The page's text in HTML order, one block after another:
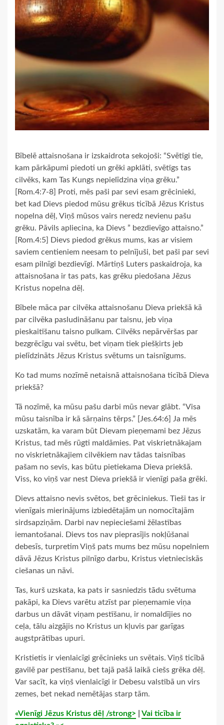
Bībelē attaisnošana ir izskaidrota sekojoši: “Svētīgi tie,
kam pārkāpumi piedoti un grēki apklāti, svētīgs tas
cilvēks, kam Tas Kungs nepielīdzina viņa grēku.”
[Rom.4:7-8] Proti, mēs paši par sevi esam grēcinieki,
bet kad Dievs piedod mūsu grēkus ticībā Jēzus Kristus
nopelna dēļ, Viņš mūsos vairs neredz nevienu pašu
grēku. Pāvils apliecina, ka Dievs ” bezdievīgo attaisno.”
[Rom.4:5] Dievs piedod grēkus mums, kas ar visiem
saviem centieniem neesam to pelnījuši, bet paši par sevi
esam pilnīgi bezdievīgi. Mārtiņš Luters paskaidroja, ka
attaisnošana ir tas pats, kas grēku piedošana Jēzus
Kristus nopelna dēļ.
Bībele māca par cilvēka attaisnošanu Dieva priekšā kā
par cilvēka pasludināšanu par taisnu, jeb viņa
pieskaitīšanu taisno pulkam. Cilvēks nepārvēršas par
bezgrēcīgu vai svētu, bet viņam tiek piešķirts jeb
pielīdzināts Jēzus Kristus svētums un taisnīgums.
Ko tad mums nozīmē netaisnā attaisnošana ticībā Dieva
priekšā?
Tā nozīmē, ka mūsu pašu darbi mūs nevar glābt. “Visa
mūsu taisnība ir kā sārņains tērps.” [Jes.64:6] Ja mēs
uzskatām, ka varam būt Dievam pieņemami bez Jēzus
Kristus, tad mēs rūgti maldāmies. Pat viskrietnākajam
no viskrietnākajiem cilvēkiem nav tādas taisnības
pašam no sevis, kas būtu pietiekama Dieva priekšā.
Viss, ko viņš var nest Dieva priekšā ir vienīgi paša grēki.
Dievs attaisno nevis svētos, bet grēciniekus. Tieši tas ir
vienīgais mierinājums izbiedētajām un nomocītajām
sirdsapziņām. Darbi nav nepieciešami žēlastības
iemantošanai. Dievs tos nav pieprasījis nokļūšanai
debesīs, turpretim Viņš pats mums bez mūsu nopelniem
dāvā Jēzus Kristus pilnīgo darbu, Kristus vietnieciskās
ciešanas un nāvi.
Tas, kurš uzskata, ka pats ir sasniedzis tādu svētuma
pakāpi, ka Dievs varētu atzīst par pieņemamie viņa
darbus un dāvāt viņam pestīšanu, ir nomaldījies no
ceļa, tālu aizgājis no Kristus un kļuvis par garīgas
augstprātības upuri.
Kristietis ir vienlaicīgi grēcinieks un svētais. Viņš ticībā
gavilē par pestīšanu, bet tajā pašā laikā ciešs grēka dēļ.
Var sacīt, ka viņš vienlaicīgi ir Debesu valstībā un virs
zemes, bet nekad nemētājas starp tām.
«Vienīgi Jēzus Kristus dēļ /strong>
Vai ticība ir